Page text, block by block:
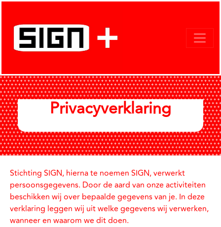
Privacyverklaring
Stichting SIGN, hierna te noemen SIGN, verwerkt
persoonsgegevens. Door de aard van onze activiteiten
beschikken wij over bepaalde gegevens van je. In deze
verklaring leggen wij uit welke gegevens wij verwerken,
wanneer en waarom we dit doen.